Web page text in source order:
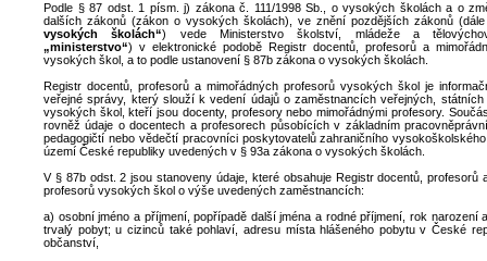
Podle § 87 odst. 1 písm. j) zákona č. 111/1998 Sb., o vysokých školách a o
dalších zákonů (zákon o vysokých školách), ve znění pozdějších zákonů
vysokých školách“) vede Ministerstvo školství, mládeže a
„ministerstvo“) v elektronické podobě Registr docentů, profesorů a
vysokých škol, a to podle ustanovení § 87b zákona o vysokých školách.
Registr docentů, profesorů a mimořádných profesorů vysokých škol je
veřejné správy, který slouží k vedení údajů o zaměstnancích veřejných,
vysokých škol, kteří jsou docenty, profesory nebo mimořádnými profesory.
rovněž údaje o docentech a profesorech působících v základním
pedagogičtí nebo vědečtí pracovníci poskytovatelů zahraničního
území České republiky uvedených v § 93a zákona o vysokých školách.
V § 87b odst. 2 jsou stanoveny údaje, které obsahuje Registr docentů, profesorů
profesorů vysokých škol o výše uvedených zaměstnancích:
a) osobní jméno a příjmení, popřípadě další jména a rodné příjmení, rok narození
trvalý pobyt; u cizinců také pohlaví, adresu místa hlášeného pobytu v České
občanství,